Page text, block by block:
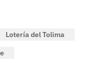
Lotería del Tolima